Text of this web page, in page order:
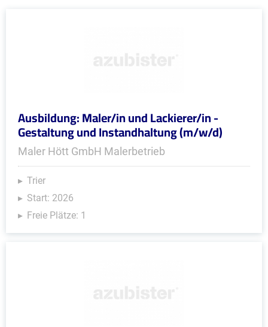
Ausbildung: Maler/in und Lackierer/in -
Gestaltung und Instandhaltung (m/w/d)
Maler Hött GmbH Malerbetrieb
Trier
Start: 2026
Freie Plätze: 1